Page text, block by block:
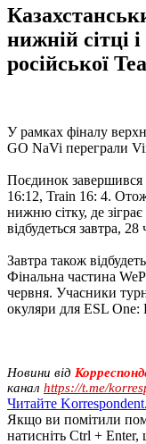
нижній сітці
російської
У рамках фіналу
GO NaVi переграли
Поєдинок завершився
16:12, Train 16: 4.
нижню сітку, де
відбудеться завтра,
Завтра також
Фінальна частина
червня. Учасники
окуляри для ESL One:
Новини від
канал https://t.me/
Читайте
Якщо ви помітили
натисніть Ctrl +